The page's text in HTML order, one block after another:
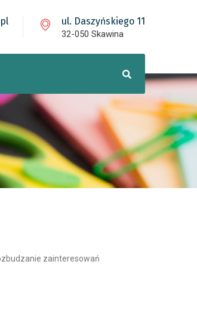
ul. Daszyńskiego 11
32-050 Skawina
zainteresowań